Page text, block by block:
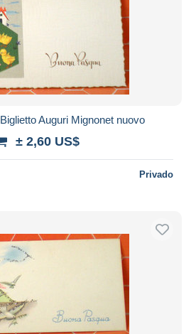
Auguri Mignonet nuovo
± 2,60 US$
Privado